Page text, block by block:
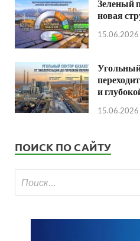
Зеленый
новая
15.06.2026
Угольный
и
15.06.2026
ПОИСК ПО САЙТУ